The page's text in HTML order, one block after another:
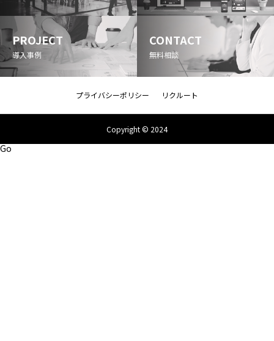
PROJECT
導入事例
CONTACT
無料相談
プライバシーポリシー リクルート
Copyright © 2024
Go